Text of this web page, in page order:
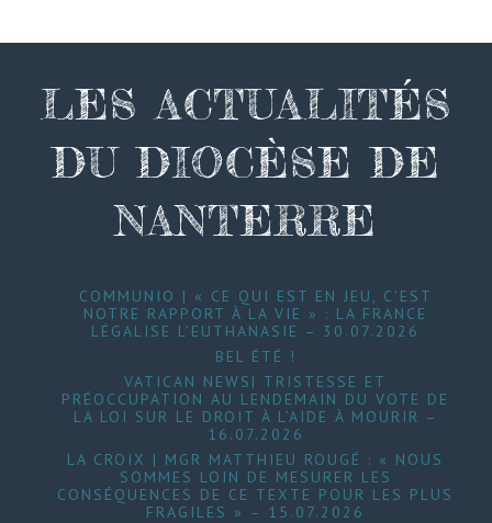
LES ACTUALITÉS
DU DIOCÈSE DE
NANTERRE
COMMUNIO | « CE QUI EST EN JEU, C’EST
NOTRE RAPPORT À LA VIE » : LA FRANCE
LÉGALISE L’EUTHANASIE – 30.07.2026
BEL ÉTÉ !
VATICAN NEWS| TRISTESSE ET
PRÉOCCUPATION AU LENDEMAIN DU VOTE DE
LA LOI SUR LE DROIT À L’AIDE À MOURIR –
16.07.2026
LA CROIX | MGR MATTHIEU ROUGÉ : « NOUS
SOMMES LOIN DE MESURER LES
CONSÉQUENCES DE CE TEXTE POUR LES PLUS
FRAGILES » – 15.07.2026